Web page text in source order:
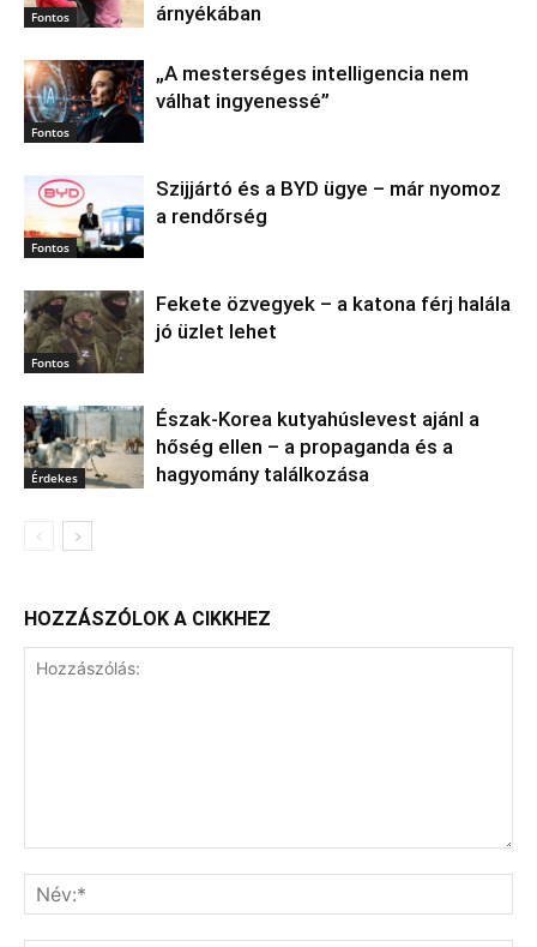
Fontos
árnyékában
Fontos
„A mesterséges intelligencia nem
válhat ingyenessé”
Fontos
Szijjártó és a BYD ügye – már nyomoz
a rendőrség
Fontos
Fekete özvegyek – a katona férj halála
jó üzlet lehet
Érdekes
Észak‑Korea kutyahúslevest ajánl a
hőség ellen – a propaganda és a
hagyomány találkozása
HOZZÁSZÓLOK A CIKKHEZ